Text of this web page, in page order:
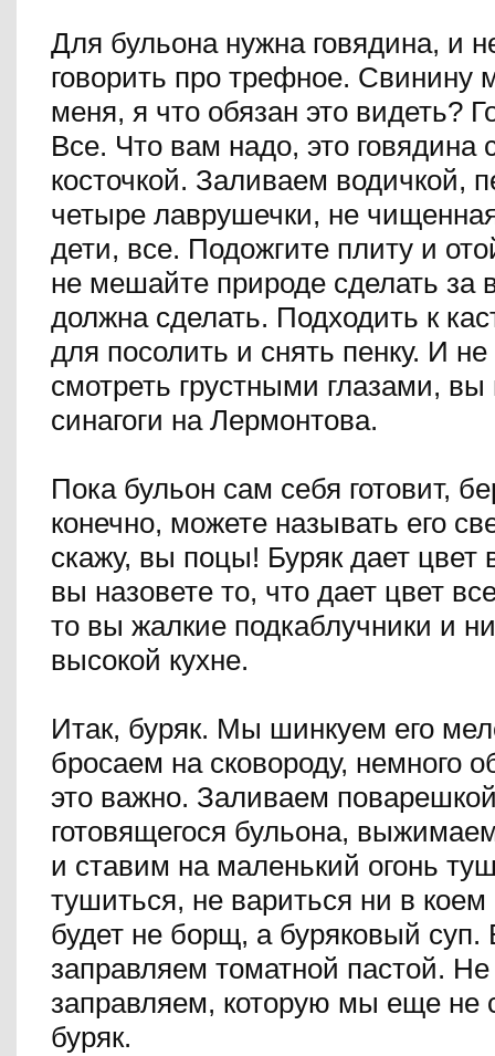
Для бульона нужна говядина, и
говорить про трефное. Свинину
меня, я что обязан это видеть?
Все. Что вам надо, это говядина
косточкой. Заливаем водичкой,
четыре лаврушечки, не
дети, все. Подожгите плиту и
не мешайте природе сделать за
должна сделать. Подходить к
для посолить и снять пенку. И не
смотреть грустными глазами,
синагоги на Лермонтова.
Пока бульон сам себя готовит,
конечно, можете называть его
скажу, вы поцы! Буряк дает
вы назовете то, что дает цвет
то вы жалкие подкаблучники и
высокой кухне.
Итак, буряк. Мы шинкуем его
бросаем на сковороду, немного
это важно. Заливаем
готовящегося бульона,
и ставим на маленький огонь
тушиться, не вариться ни в
будет не борщ, а буряковый суп.
заправляем томатной пастой. Не
заправляем, которую мы еще не
буряк.